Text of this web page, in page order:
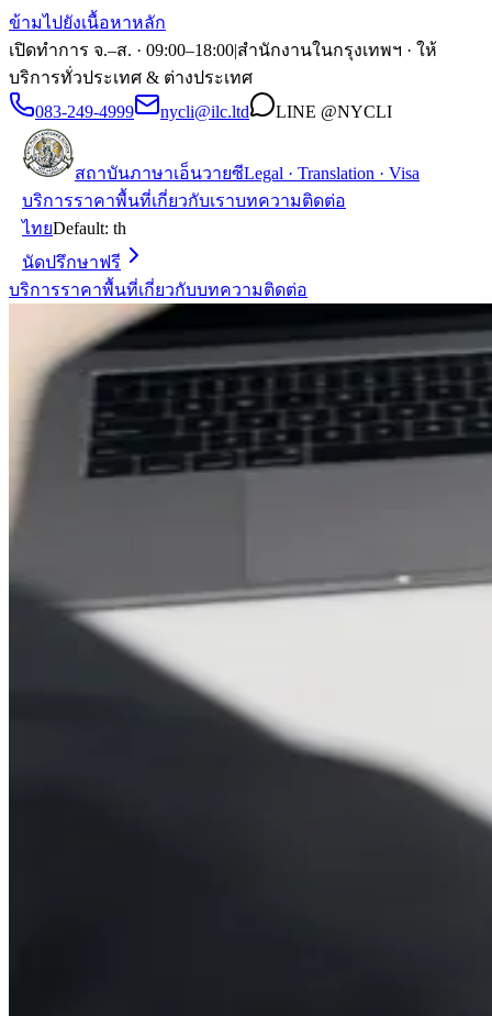
ข้ามไปยังเนื้อหาหลัก
เปิดทำการ จ.–ส. · 09:00–18:00|สำนักงานในกรุงเทพฯ · ให้
บริการทั่วประเทศ & ต่างประเทศ
083-249-4999
nycli@ilc.ltd LINE @NYCLI
สถาบันภาษาเอ็นวายซีLegal · Translation · Visa
บริการราคาพื้นที่เกี่ยวกับเราบทความติดต่อ
ไทยDefault: th
นัดปรึกษาฟรี
บริการราคาพื้นที่เกี่ยวกับบทความติดต่อ